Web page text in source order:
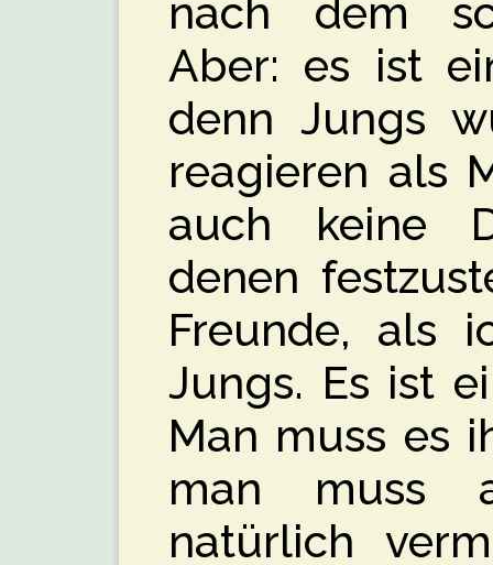
nach dem
Aber: es ist
denn Jungs
reagieren als
auch keine
denen
Freunde, als
Jungs. Es ist
Man muss es
man muss
natürlich